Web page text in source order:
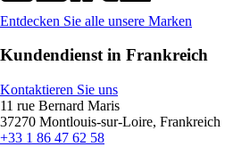
Entdecken Sie alle unsere Marken
Kundendienst in Frankreich
Kontaktieren Sie uns
11 rue Bernard Maris
37270 Montlouis-sur-Loire, Frankreich
+33 1 86 47 62 58